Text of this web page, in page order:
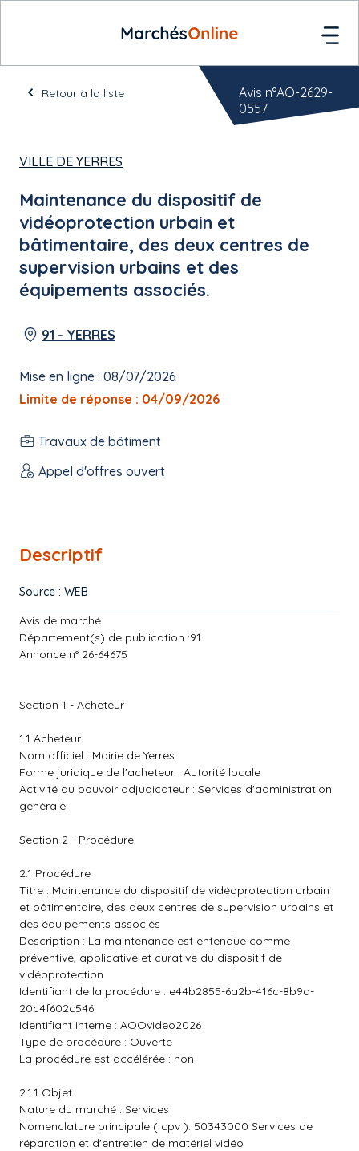
Retour à la liste
VILLE DE YERRES
Maintenance du dispositif de
vidéoprotection urbain et
bâtimentaire, des deux centres de
supervision urbains et des
équipements associés.
91 - YERRES
Mise en ligne : 08/07/2026
Limite de réponse : 04/09/2026
Travaux de bâtiment
Appel d'offres ouvert
Avis n°AO-2629-
0557
Descriptif
Source : WEB
Avis de marché
Département(s) de publication :91
Annonce n° 26-64675
Section 1 - Acheteur
1.1 Acheteur
Nom officiel : Mairie de Yerres
Forme juridique de l'acheteur : Autorité locale
Activité du pouvoir adjudicateur : Services d'administration
générale
Section 2 - Procédure
2.1 Procédure
Titre : Maintenance du dispositif de vidéoprotection urbain
et bâtimentaire, des deux centres de supervision urbains et
des équipements associés
Description : La maintenance est entendue comme
préventive, applicative et curative du dispositif de
vidéoprotection
Identifiant de la procédure : e44b2855-6a2b-416c-8b9a-
20c4f602c546
Identifiant interne : AOOvideo2026
Type de procédure : Ouverte
La procédure est accélérée : non
2.1.1 Objet
Nature du marché : Services
Nomenclature principale ( cpv ): 50343000 Services de
réparation et d'entretien de matériel vidéo